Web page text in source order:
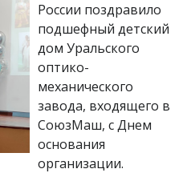
России поздравило
подшефный детский
дом Уральского
оптико-
механического
завода, входящего в
СоюзМаш, с Днем
основания
организации.